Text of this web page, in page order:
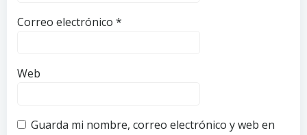
Correo electrónico *
Web
Guarda mi nombre, correo electrónico y web en